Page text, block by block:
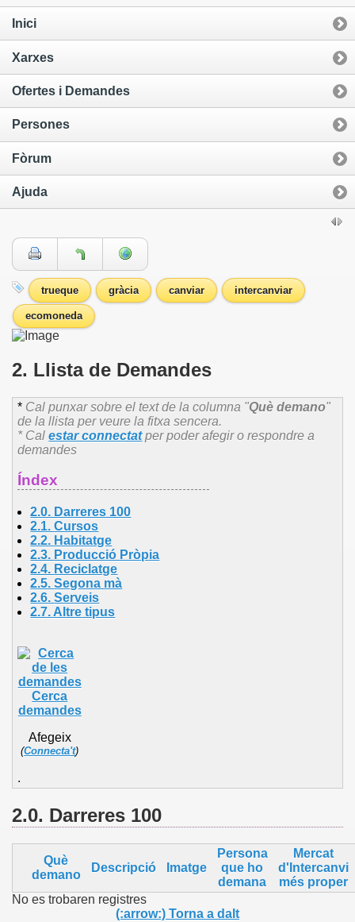
Inici
Xarxes
Ofertes i Demandes
Persones
Fòrum
Ajuda
trueque gràcia canviar intercanviar
ecomoneda
2. Llista de Demandes
* Cal punxar sobre el text de la columna "Què demano"
de la llista per veure la fitxa sencera.
* Calestar connectatper poder afegir o respondre a
demandes
Índex
2.0. Darreres 100
2.1.Cursos
2.2. Habitatge
2.3. Producció Pròpia
2.4. Reciclatge
2.5.Segona mà
2.6.Serveis
2.7. Altre tipus
Cerca
demandes
Afegeix
(Connecta't)
.
2.0. Darreres 100
Què
demano
Descripció Imatge
Persona
que ho
demana
Mercat
d'Intercanvi
més proper
No es trobaren registres
(:arrow:) Torna a dalt